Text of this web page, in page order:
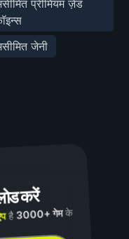
प्रीमियम ज़ेड
जेनी
करें
है3000+ गेमके